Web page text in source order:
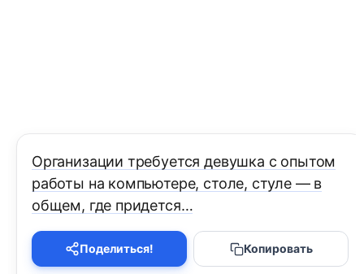
Организации требуется девушка с опытом
работы на компьютере, столе, стуле — в
общем, где придется…
Поделиться! Копировать